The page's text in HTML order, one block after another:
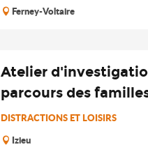
Ferney-Voltaire
Atelier
parcours des
DISTRACTIONS ET LOISIRS
Izieu